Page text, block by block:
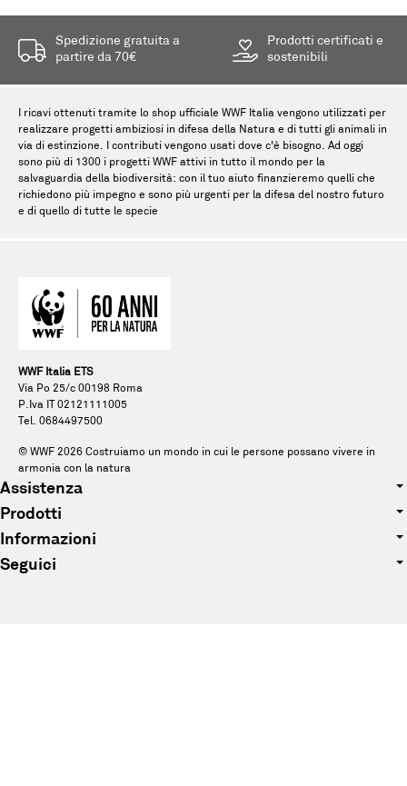
Spedizione gratuita a
partire da 70€
Prodotti certificati e
sostenibili
I ricavi ottenuti tramite lo shop ufficiale WWF Italia vengono utilizzati per
realizzare progetti ambiziosi in difesa della Natura e di tutti gli animali in
via di estinzione. I contributi vengono usati dove c'è bisogno. Ad oggi
sono più di 1300 i progetti WWF attivi in tutto il mondo per la
salvaguardia della biodiversità: con il tuo aiuto finanzieremo quelli che
richiedono più impegno e sono più urgenti per la difesa del nostro futuro
e di quello di tutte le specie
WWF Italia ETS
Via Po 25/c 00198 Roma
P.Iva IT 02121111005
Tel. 0684497500
© WWF 2026 Costruiamo un mondo in cui le persone possano vivere in
armonia con la natura
Assistenza
Tel. 0684497500
E-mail: pandagift@wwf.it
Prodotti
Abbigliamento
Accessori
Informazioni
Chi siamo
Seguici